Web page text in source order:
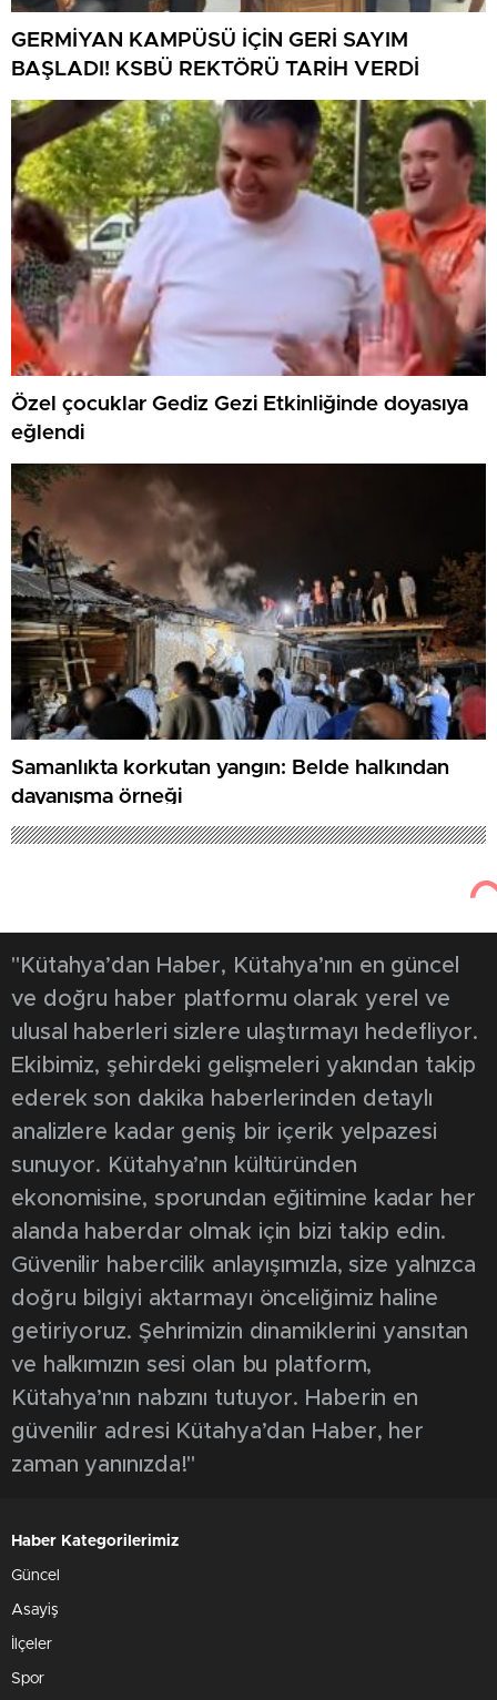
GERMİYAN KAMPÜSÜ İÇİN GERİ SAYIM
BAŞLADI! KSBÜ REKTÖRÜ TARİH VERDİ
Özel çocuklar Gediz Gezi Etkinliğinde doyasıya
eğlendi
Samanlıkta korkutan yangın: Belde halkından
dayanışma örneği
14 Nisan 2026
cezası bulunan şahıs yakalandı
Kütahya’da kasten öldürme suçundan 20 yıl
4 ay hapis cezası bulunan firari şahıs, polis
ekipleri tarafından yakalandı.
Kütahya İl Emniyet Müdürlüğü Asayiş Şube
ekipleri tarafından gerçekleştirilen çalışmalar
neticesinde, ‘kasten öldürme’ suçundan 20
yıl 4 ay kesinleşmiş hapis cezası bulunan firari
şahıs yakalandı. Şahsın ayrıca kasten
yaralama, hükümlü veya tutuklunun kaçması,